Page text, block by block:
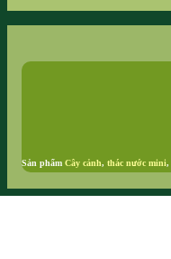
Sản phẩm Cây cảnh, thác nước mini,